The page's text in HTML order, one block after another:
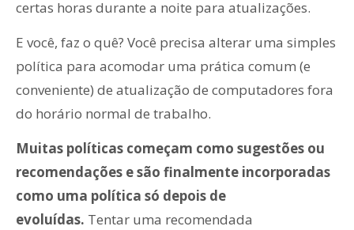
certas horas durante a noite para atualizações.
E você, faz o quê? Você precisa alterar uma simples
política para acomodar uma prática comum (e
conveniente) de atualização de computadores fora
do horário normal de trabalho.
Muitas políticas começam como sugestões ou
recomendações e são finalmente incorporadas
como uma política só depois de
evoluídas. Tentar uma recomendada